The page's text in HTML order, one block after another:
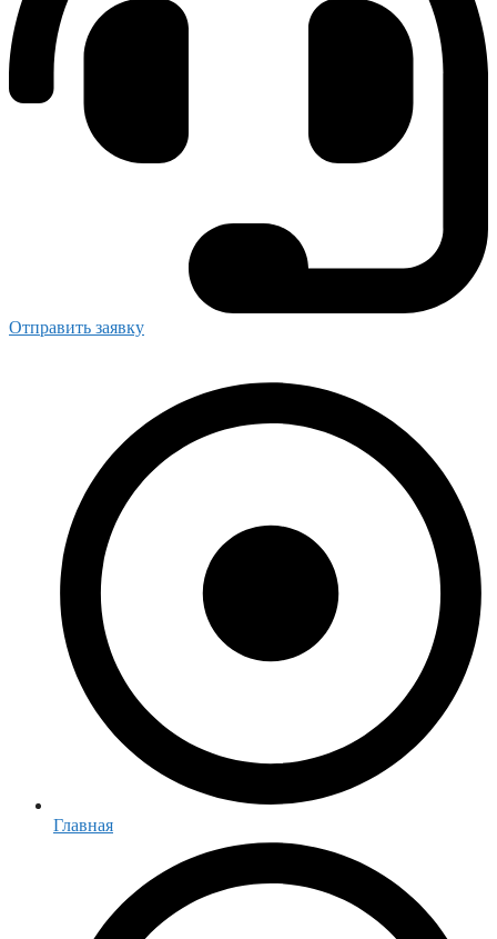
Отправить заявку
Главная